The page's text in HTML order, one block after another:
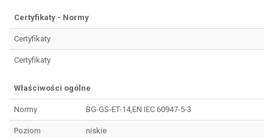
Certyfikaty - Normy
Certyfikaty
Certyfikaty
Właściwości ogólne
Normy BG-GS-ET-14,EN IEC 60947-5-3
Poziom
niskie